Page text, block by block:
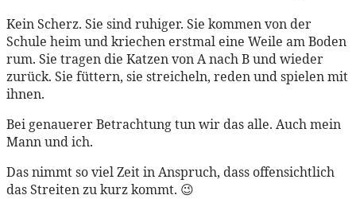
Kein Scherz. Sie sind ruhiger. Sie kommen von der
Schule heim und kriechen erstmal eine Weile am Boden
rum. Sie tragen die Katzen von A nach B und wieder
zurück. Sie füttern, sie streicheln, reden und spielen mit
ihnen.
Bei genauerer Betrachtung tun wir das alle. Auch mein
Mann und ich.
Das nimmt so viel Zeit in Anspruch, dass offensichtlich
das Streiten zu kurz kommt. 😉